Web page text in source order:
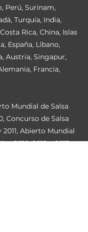
Perú, Surinam,
Turquía, India,
Rica, China, Islas
España, Líbano,
Austria, Singapur,
Francia,
Mundial de Salsa
Concurso de Salsa
2011, Abierto Mundial
2010, 2012 y 2013,